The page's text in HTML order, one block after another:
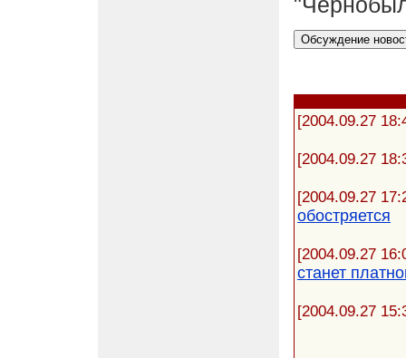
[2004.09.27
[2004.09.27
[2004.09.27
обостряется
[2004.09.27
станет
[2004.09.27